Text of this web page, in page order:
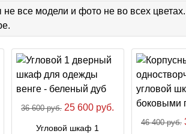
не все модели и фото не во всех
36 600 руб. 25 600 руб.
Угловой шкаф 1
46 400 руб.